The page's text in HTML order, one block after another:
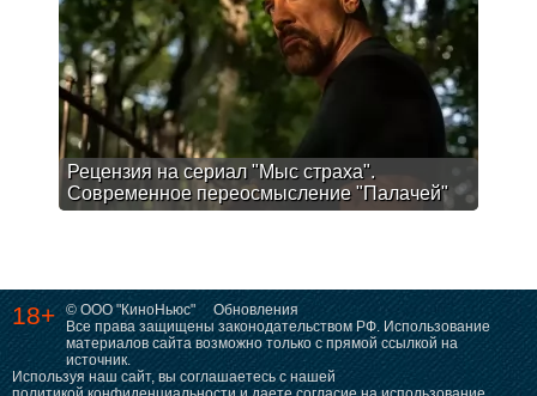
Рецензия на сериал "Мыс страха".
Современное переосмысление "Палачей"
18+ © ООО "КиноНьюс"
Обновления
Все права защищены законодательством РФ. Использование
материалов сайта возможно только с прямой ссылкой на
источник.
Используя наш сайт, вы соглашаетесь с нашей